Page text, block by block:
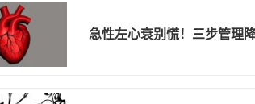
指南 急性左心衰别慌！三步管理